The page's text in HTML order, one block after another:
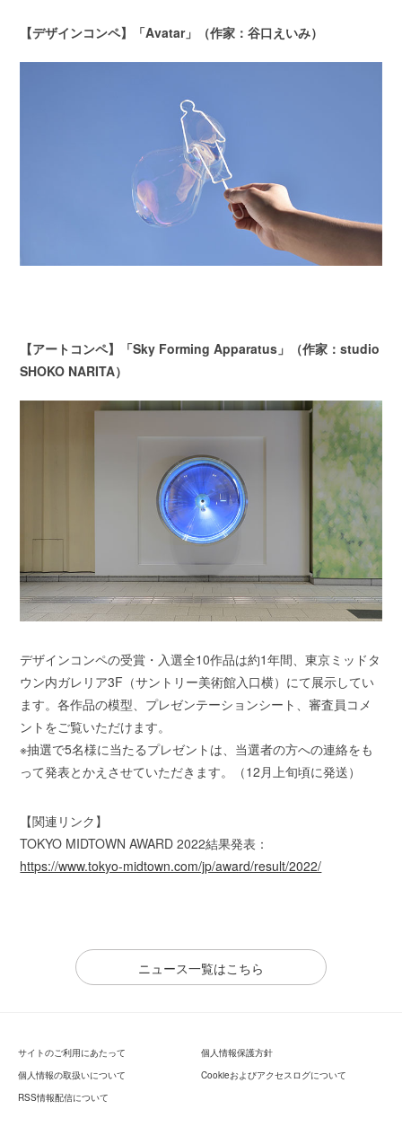
【デザインコンペ】「Avatar」（作家：谷口えいみ）
【アートコンペ】「Sky Forming Apparatus」（作家：studio
SHOKO NARITA）
デザインコンペの受賞・入選全10作品は約1年間、東京ミッドタ
ウン内ガレリア3F（サントリー美術館入口横）にて展示してい
ます。各作品の模型、プレゼンテーションシート、審査員コメ
ントをご覧いただけます。
※抽選で5名様に当たるプレゼントは、当選者の方への連絡をも
って発表とかえさせていただきます。（12月上旬頃に発送）
【関連リンク】
TOKYO MIDTOWN AWARD 2022結果発表：
https://www.tokyo-midtown.com/jp/award/result/2022/
ニュース一覧はこちら
サイトのご利用にあたって
個人情報保護方針
個人情報の取扱いについて
Cookieおよびアクセスログについて
RSS情報配信について